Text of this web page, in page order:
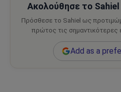
Ακολούθησε το
Πρόσθεσε το Sahiel ως
πρώτος τις σημαντικότερες
Add as a